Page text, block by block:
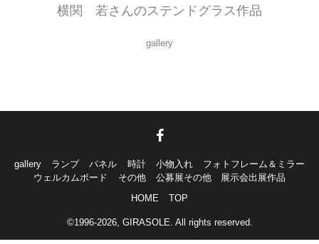
横関 若さんのステンドグラス作品
gallery
gallery ランプ パネル 時計 小物入れ
フォトフレーム＆ミラー
ウェルカムボード
その他
公募展その他 展示会出展作品
HOME
TOP
©1996-2026, GIRASOLE. All rights reserved.